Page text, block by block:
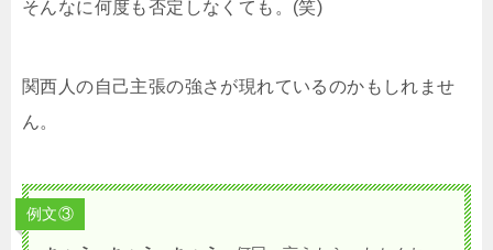
そんなに何度も否定しなくても。(笑)
関西人の自己主張の強さが現れているのかもしれませ
ん。
例文③